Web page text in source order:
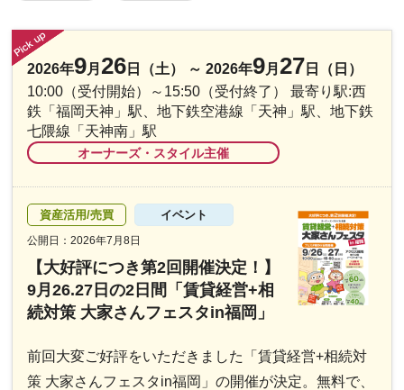
2026年9月 26 日（土） ～ 2026年9月 27 日（日）
10:00（受付開始）～15:50（受付終了） 最寄り駅:西
鉄「福岡天神」駅、地下鉄空港線「天神」駅、地下鉄
七隈線「天神南」駅
オーナーズ・スタイル主催
資産活用/売買 イベント
公開日：2026年7月8日
【大好評につき第2回開催決定！】
9月26.27日の2日間「賃貸経営+相
続対策 大家さんフェスタin福岡」
前回大変ご好評をいただきました「賃貸経営+相続対
策 大家さんフェスタin福岡」の開催が決定。無料で、